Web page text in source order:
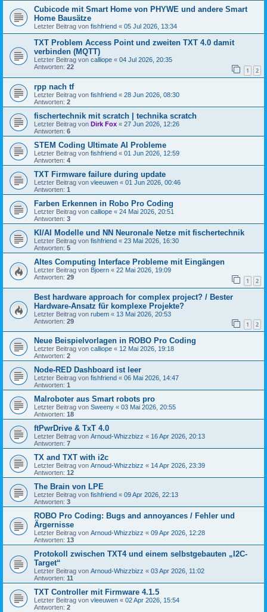
Cubicode mit Smart Home von PHYWE und andere Smart
Home Bausätze
Letzter Beitrag von fishfriend « 05 Jul 2026, 13:34
TXT Problem Access Point und zweiten TXT 4.0 damit
verbinden (MQTT)
Letzter Beitrag von calliope « 04 Jul 2026, 20:35
Antworten: 22 1 2
rpp nach tf
Letzter Beitrag von fishfriend « 28 Jun 2026, 08:30
Antworten: 2
fischertechnik mit scratch | technika scratch
Letzter Beitrag von Dirk Fox « 27 Jun 2026, 12:26
Antworten: 6
STEM Coding Ultimate AI Probleme
Letzter Beitrag von fishfriend « 01 Jun 2026, 12:59
Antworten: 4
TXT Firmware failure during update
Letzter Beitrag von vleeuwen « 01 Jun 2026, 00:46
Antworten: 1
Farben Erkennen in Robo Pro Coding
Letzter Beitrag von calliope « 24 Mai 2026, 20:51
Antworten: 3
KI/AI Modelle und NN Neuronale Netze mit fischertechnik
Letzter Beitrag von fishfriend « 23 Mai 2026, 16:30
Antworten: 5
Altes Computing Interface Probleme mit Eingängen
Letzter Beitrag von Bjoern « 22 Mai 2026, 19:09
Antworten: 29 1 2
Best hardware approach for complex project? / Bester
Hardware-Ansatz für komplexe Projekte?
Letzter Beitrag von rubem « 13 Mai 2026, 20:53
Antworten: 29 1 2
Neue Beispielvorlagen in ROBO Pro Coding
Letzter Beitrag von calliope « 12 Mai 2026, 19:18
Antworten: 2
Node-RED Dashboard ist leer
Letzter Beitrag von fishfriend « 06 Mai 2026, 14:47
Antworten: 1
Malroboter aus Smart robots pro
Letzter Beitrag von Sweeny « 03 Mai 2026, 20:55
Antworten: 18
ftPwrDrive & TxT 4.0
Letzter Beitrag von Arnoud-Whizzbizz « 16 Apr 2026, 20:13
Antworten: 7
TX and TXT with i2c
Letzter Beitrag von Arnoud-Whizzbizz « 14 Apr 2026, 23:39
Antworten: 12
The Brain von LPE
Letzter Beitrag von fishfriend « 09 Apr 2026, 22:13
Antworten: 3
ROBO Pro Coding: Bugs and annoyances / Fehler und
Ärgernisse
Letzter Beitrag von Arnoud-Whizzbizz « 09 Apr 2026, 12:28
Antworten: 13
Protokoll zwischen TXT4 und einem selbstgebauten „I2C-
Target“
Letzter Beitrag von Arnoud-Whizzbizz « 03 Apr 2026, 11:02
Antworten: 11
TXT Controller mit Firmware 4.1.5
Letzter Beitrag von vleeuwen « 02 Apr 2026, 15:54
Antworten: 2